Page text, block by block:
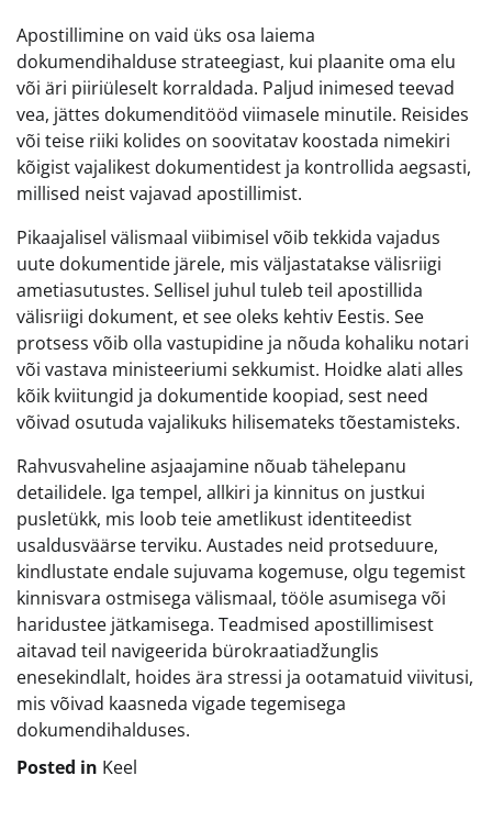
Apostillimine on vaid üks osa laiema
dokumendihalduse strateegiast, kui plaanite oma elu
või äri piiriüleselt korraldada. Paljud inimesed teevad
vea, jättes dokumenditööd viimasele minutile. Reisides
või teise riiki kolides on soovitatav koostada nimekiri
kõigist vajalikest dokumentidest ja kontrollida aegsasti,
millised neist vajavad apostillimist.
Pikaajalisel välismaal viibimisel võib tekkida vajadus
uute dokumentide järele, mis väljastatakse välisriigi
ametiasutustes. Sellisel juhul tuleb teil apostillida
välisriigi dokument, et see oleks kehtiv Eestis. See
protsess võib olla vastupidine ja nõuda kohaliku notari
või vastava ministeeriumi sekkumist. Hoidke alati alles
kõik kviitungid ja dokumentide koopiad, sest need
võivad osutuda vajalikuks hilisemateks tõestamisteks.
Rahvusvaheline asjaajamine nõuab tähelepanu
detailidele. Iga tempel, allkiri ja kinnitus on justkui
pusletükk, mis loob teie ametlikust identiteedist
usaldusväärse terviku. Austades neid protseduure,
kindlustate endale sujuvama kogemuse, olgu tegemist
kinnisvara ostmisega välismaal, tööle asumisega või
haridustee jätkamisega. Teadmised apostillimisest
aitavad teil navigeerida bürokraatiadžunglis
enesekindlalt, hoides ära stressi ja ootamatuid viivitusi,
mis võivad kaasneda vigade tegemisega
dokumendihalduses.
Posted in Keel